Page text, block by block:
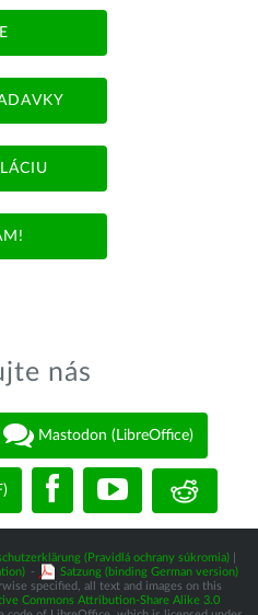
nás
Mastodon (LibreOffice)
(Pravidlá ochrany súkromia)|
-
Satzung (binding German version)
specified, all text and images on this
Commons Attribution-Share Alike 3.0